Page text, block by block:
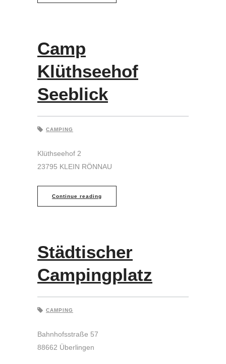
Camp
Klüthseehof
Seeblick
CAMPING
Klüthseehof 2
23795 KLEIN RÖNNAU
Continue reading
Städtischer
Campingplatz
CAMPING
Bahnhofsstraße 57
88662 Überlingen